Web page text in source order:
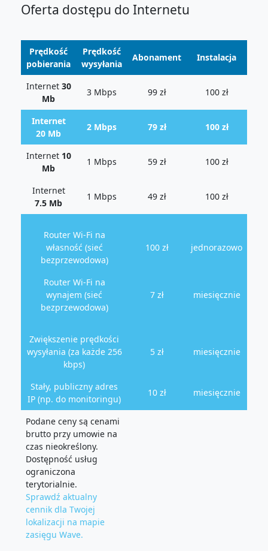
Oferta dostępu do Internetu
Prędkość
pobierania
Prędkość
wysyłania
Abonament Instalacja
Internet 30
Mb
3 Mbps 99 zł 100 zł
Internet
20 Mb
2 Mbps 79 zł 100 zł
Internet 10
Mb
1 Mbps 59 zł 100 zł
Internet
7.5 Mb
1 Mbps 49 zł 100 zł
Router Wi-Fi na
własność (sieć
bezprzewodowa)
100 zł jednorazowo
Router Wi-Fi na
wynajem (sieć
bezprzewodowa)
7 zł miesięcznie
Zwiększenie prędkości
wysyłania (za każde 256
kbps)
5 zł miesięcznie
Stały, publiczny adres
IP (np. do monitoringu)
10 zł miesięcznie
Podane ceny są cenami
brutto przy umowie na
czas nieokreślony.
Dostępność usług
ograniczona
terytorialnie.
Sprawdź aktualny
cennik dla Twojej
lokalizacji na mapie
zasięgu Wave.